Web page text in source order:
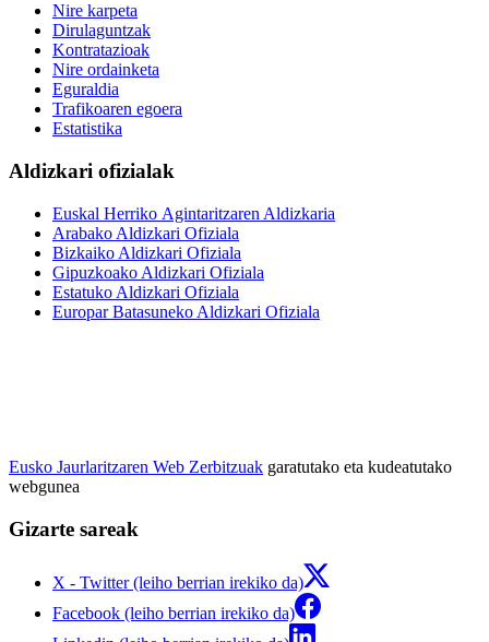
Nire karpeta
Dirulaguntzak
Kontratazioak
Nire ordainketa
Eguraldia
Trafikoaren egoera
Estatistika
Aldizkari ofizialak
Euskal Herriko Agintaritzaren Aldizkaria
Arabako Aldizkari Ofiziala
Bizkaiko Aldizkari Ofiziala
Gipuzkoako Aldizkari Ofiziala
Estatuko Aldizkari Ofiziala
Europar Batasuneko Aldizkari Ofiziala
Eusko Jaurlaritzaren Web Zerbitzuak garatutako eta kudeatutako
webgunea
Gizarte sareak
X - Twitter (leiho berrian irekiko da)
Facebook (leiho berrian irekiko da)